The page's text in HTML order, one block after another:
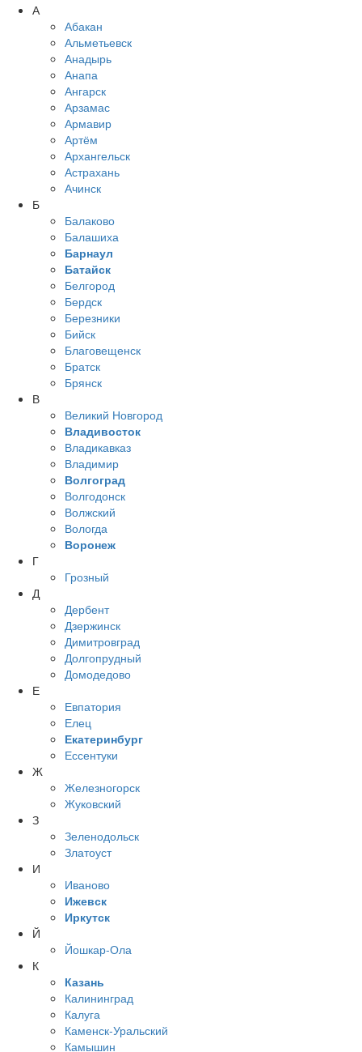
А
Абакан
Альметьевск
Анадырь
Анапа
Ангарск
Арзамас
Армавир
Артём
Архангельск
Астрахань
Ачинск
Б
Балаково
Балашиха
Барнаул
Батайск
Белгород
Бердск
Березники
Бийск
Благовещенск
Братск
Брянск
В
Великий Новгород
Владивосток
Владикавказ
Владимир
Волгоград
Волгодонск
Волжский
Вологда
Воронеж
Г
Грозный
Д
Дербент
Дзержинск
Димитровград
Долгопрудный
Домодедово
Е
Евпатория
Елец
Екатеринбург
Ессентуки
Ж
Железногорск
Жуковский
З
Зеленодольск
Златоуст
И
Иваново
Ижевск
Иркутск
Й
Йошкар-Ола
К
Казань
Калининград
Калуга
Каменск-Уральский
Камышин